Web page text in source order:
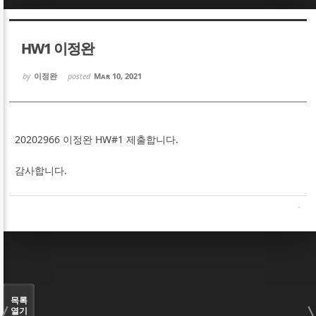
HW1 이정완
by 이정완 posted Mar 10, 2021
20202966 이정완 HW#1 제출합니다.
감사합니다.
목록
열기
Sketchbook5, 스케치북5
Sketchbook5, 스케치북5
Sketchbook5, 스케치북5
Sketchbook5, 스케치북5